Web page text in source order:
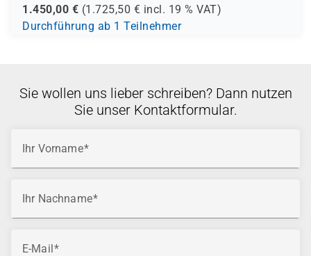
1.450,00 € (1.725,50 € incl. 19 % VAT)
Durchführung ab 1 Teilnehmer
Sie wollen uns lieber schreiben? Dann nutzen
Sie unser Kontaktformular.
Ihr Vorname
Ihr Nachname
E-Mail